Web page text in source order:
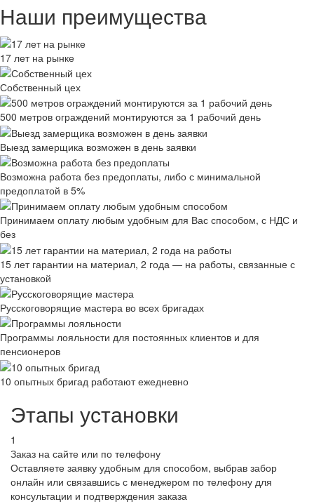
Наши преимущества
17 лет на рынке
Собственный цех
500 метров ограждений монтируются за 1 рабочий день
Выезд замерщика возможен в день заявки
Возможна работа без предоплаты, либо с минимальной
предоплатой в 5%
Принимаем оплату любым удобным для Вас способом, с НДС и
без
15 лет гарантии на материал, 2 года — на работы, связанные с
установкой
Русскоговорящие мастера во всех бригадах
Программы лояльности для постоянных клиентов и для
пенсионеров
10 опытных бригад работают ежедневно
Этапы установки
1
Заказ на сайте или по телефону
Оставляете заявку удобным для способом, выбрав забор
онлайн или связавшись с менеджером по телефону для
консультации и подтверждения заказа